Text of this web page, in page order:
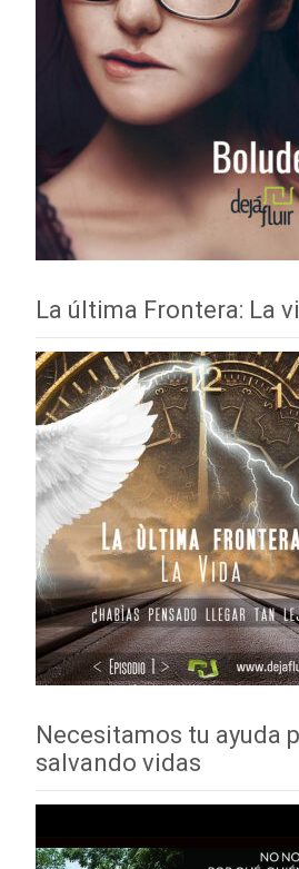
La última Frontera: La
Necesitamos tu ayuda
salvando vidas